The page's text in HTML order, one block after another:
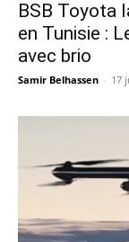
​BSB Toyota
en Tunisie :
avec brio
Samir Belhassen - 17